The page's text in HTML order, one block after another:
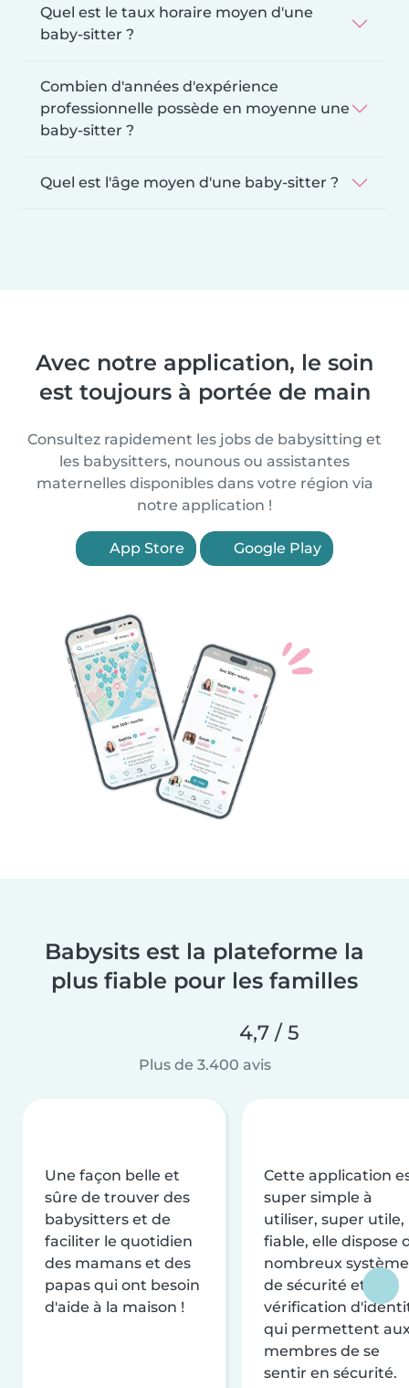
Quel est le taux horaire moyen d'une
baby-sitter ?
Combien d'années d'expérience
professionnelle possède en moyenne une
baby-sitter ?
Quel est l'âge moyen d'une baby-sitter ?
Avec notre application, le soin
est toujours à portée de main
Consultez rapidement les jobs de babysitting et
les babysitters, nounous ou assistantes
maternelles disponibles dans votre région via
notre application !
App Store Google Play
Babysits est la plateforme la
plus fiable pour les familles
4,7 / 5
Plus de 3.400 avis
Une façon belle et
sûre de trouver des
babysitters et de
faciliter le quotidien
des mamans et des
papas qui ont besoin
d'aide à la maison !
Cette application
super simple à
utiliser, super utile,
fiable, elle dispose
nombreux
de sécurité et de
vérification
qui permettent
membres de se
sentir en sécurité.